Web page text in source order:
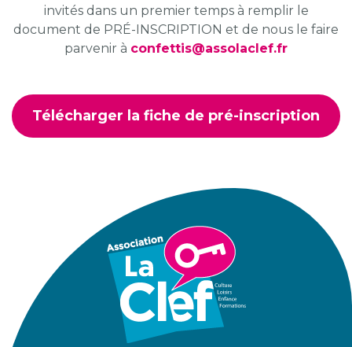
invités dans un premier temps à remplir le
document de PRÉ-INSCRIPTION et de nous le faire
parvenir à confettis@assolaclef.fr
Télécharger la fiche de pré-inscription